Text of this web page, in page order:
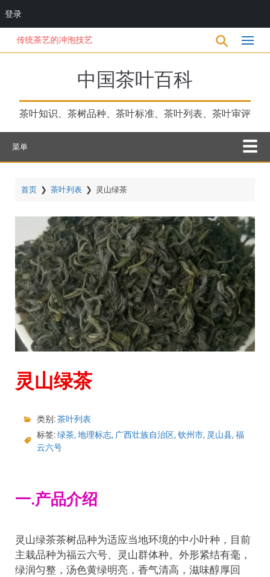
到
艺的冲泡技艺
中国茶叶百科
茶叶知识、茶树品种、茶叶标准、茶叶列表、茶叶审评
菜单
首页 ❯ 茶叶列表 ❯ 灵山绿茶
灵山绿茶
类别:茶叶列表
标签:绿茶, 地理标志, 广西壮族自治区, 钦州市, 灵山县, 福
云六号
一.产品介绍
灵山绿茶茶树品种为适应当地环境的中小叶种，目前
主栽品种为福云六号、灵山群体种。外形紧结有毫，
绿润匀整，汤色黄绿明亮，香气清高，滋味醇厚回
登录